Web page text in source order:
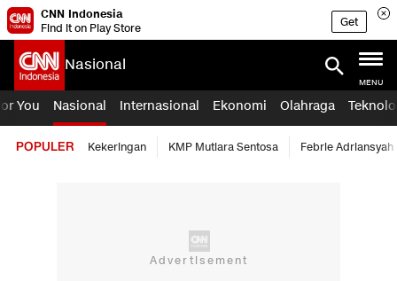
CNN Indonesia
Find it on Play Store
Get
Nasional
MENU
You Nasional Internasional Ekonomi Olahraga
POPULER Kekeringan KMP Mutiara Sentosa Febrie Adriansyah